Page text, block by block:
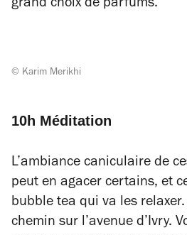
grand choix de parfums.
© Karim Merikhi
10h Méditation
L’ambiance caniculaire de
peut en agacer certains, et
bubble tea qui va les
chemin sur l’avenue d’Ivry.